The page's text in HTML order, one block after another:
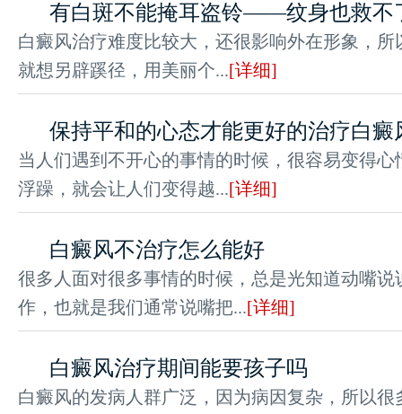
有白斑不能掩耳盗铃——纹身也救不
白癜风治疗难度比较大，还很影响外在形象，
就想另辟蹊径，用美丽个...[详细]
保持平和的心态才能更好的治疗白癜
当人们遇到不开心的事情的时候，很容易变得
浮躁，就会让人们变得越...[详细]
白癜风不治疗怎么能好
很多人面对很多事情的时候，总是光知道动嘴说
作，也就是我们通常说嘴把...[详细]
白癜风治疗期间能要孩子吗
白癜风的发病人群广泛，因为病因复杂，所以